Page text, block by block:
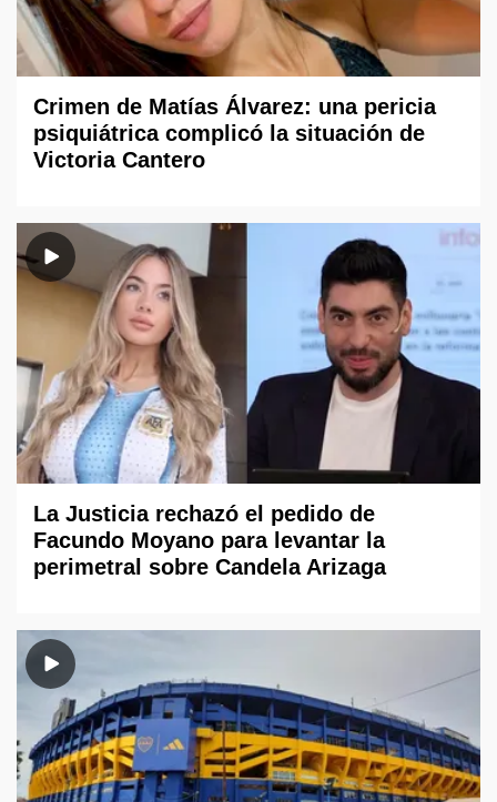
Crimen de Matías Álvarez: una pericia
psiquiátrica complicó la situación de
Victoria Cantero
La Justicia rechazó el pedido de
Facundo Moyano para levantar la
perimetral sobre Candela Arizaga